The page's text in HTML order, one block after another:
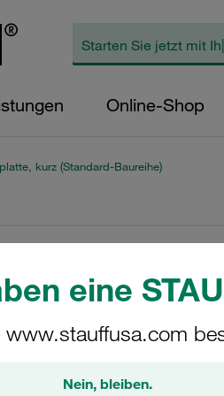
eine
Nein, bleiben.
Online-Shop
kurz (Standard-Baureihe)